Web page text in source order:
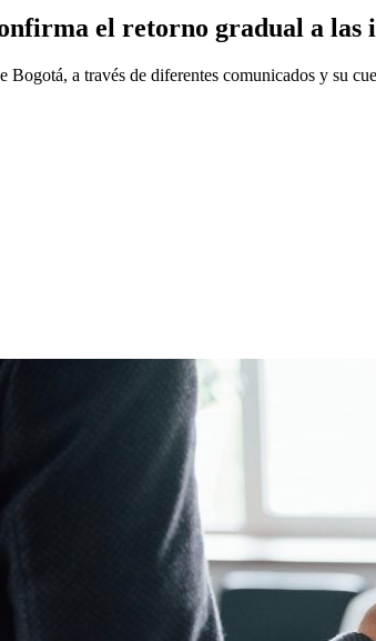
el retorno gradual a las
Bogotá, a través de diferentes comunicados y su